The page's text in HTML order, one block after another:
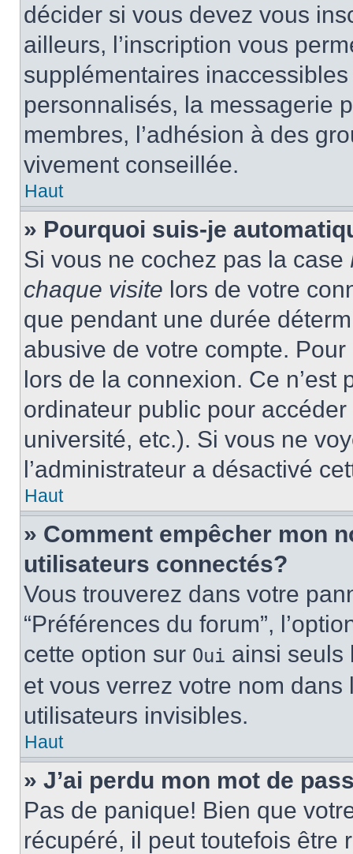
décider si vous devez vous
ailleurs, l’inscription vous
supplémentaires
personnalisés, la messagerie
membres, l’adhésion à des
vivement conseillée.
Haut
» Pourquoi suis-je
Si vous ne cochez pas la case
chaque visite lors de votre
que pendant une durée
abusive de votre compte.
lors de la connexion. Ce
ordinateur public pour
université, etc.). Si vous ne
l’administrateur a désactivé
Haut
» Comment empêcher mon
utilisateurs connectés?
Vous trouverez dans votre
“Préférences du forum”,
cette option sur Oui ainsi seuls
et vous verrez votre nom
utilisateurs invisibles.
Haut
» J’ai perdu mon mot de
Pas de panique! Bien que
récupéré, il peut toutefois être